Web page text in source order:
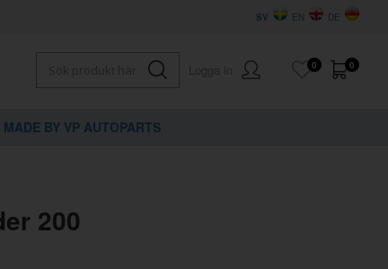
DE
EN
SV
0
0
MADE BY VP AUTOPARTS
200